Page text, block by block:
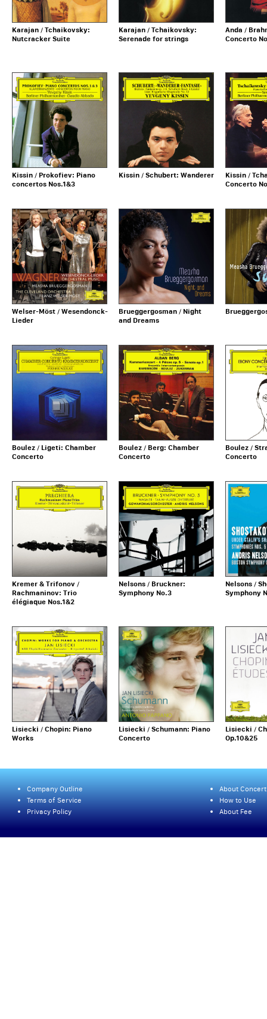
Karajan / Tchaikovsky:
Nutcracker Suite
Karajan / Tchaikovsky:
Serenade for strings
Anda /
Concerto
Kissin / Prokofiev: Piano
concertos Nos.1&3
Kissin / Schubert: Wanderer
Kissin /
Concerto
Welser-Möst / Wesendonck-
Lieder
Brueggergosman / Night
and Dreams
Boulez / Ligeti: Chamber
Concerto
Boulez / Berg: Chamber
Concerto
Boulez /
Concerto
Kremer & Trifonov /
Rachmaninov: Trio
élégiaque Nos.1&2
Nelsons / Bruckner:
Symphony No.3
Nelsons /
Symphony
Lisiecki / Chopin: Piano
Works
Lisiecki / Schumann: Piano
Concerto
Lisiecki /
Op.10&25
Company Outline
Terms of Service
Privacy Policy
About
How to Use
About Fee